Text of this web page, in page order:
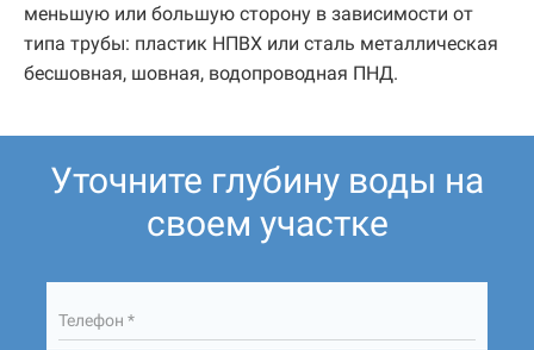
меньшую или большую сторону в зависимости от
типа трубы: пластик НПВХ или сталь металлическая
бесшовная, шовная, водопроводная ПНД.
Уточните глубину воды на
своем участке
Телефон *